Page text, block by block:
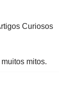
Curiosos
mitos.